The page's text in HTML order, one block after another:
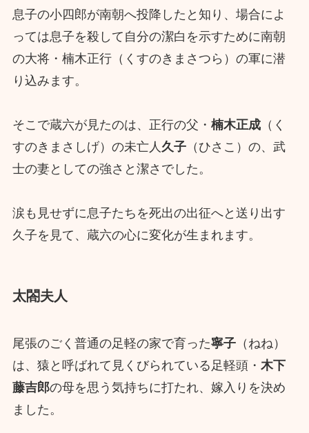
息子の小四郎が南朝へ投降したと知り、場合によ
っては息子を殺して自分の潔白を示すために南朝
の大将・楠木正行（くすのきまさつら）の軍に潜
り込みます。
そこで蔵六が見たのは、正行の父・ 楠木正成（く
すのきまさしげ）の未亡人 久子（ひさこ）の、武
士の妻としての強さと潔さでした。
涙も見せずに息子たちを死出の出征へと送り出す
久子を見て、蔵六の心に変化が生まれます。
太閤夫人
尾張のごく普通の足軽の家で育った寧子（ねね）
は、猿と呼ばれて見くびられている足軽頭・ 木下
藤吉郎の母を思う気持ちに打たれ、嫁入りを決め
ました。